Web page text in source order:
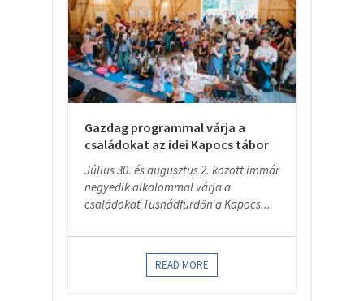
Gazdag programmal várja a
családokat az idei Kapocs tábor
Július 30. és augusztus 2. között immár
negyedik alkalommal várja a
családokat Tusnádfürdőn a Kapocs...
READ MORE